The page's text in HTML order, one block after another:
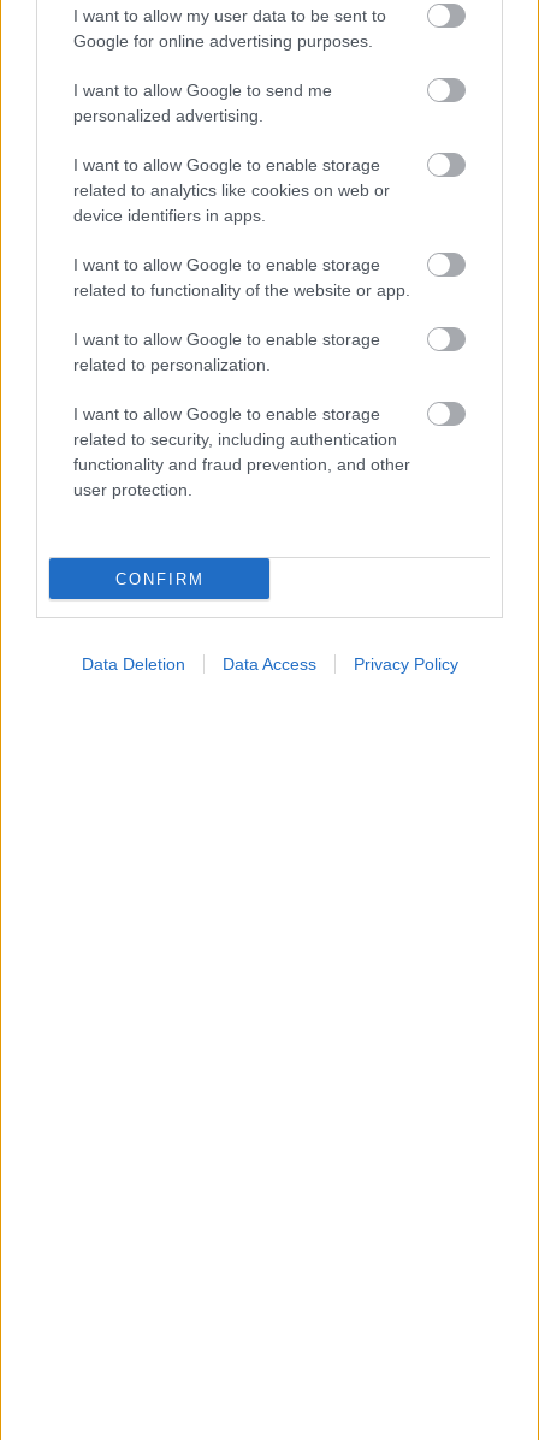
I want to allow my user data to be sent to
Google for online advertising purposes.
I want to allow Google to send me
personalized advertising.
I want to allow Google to enable storage
related to analytics like cookies on web or
device identifiers in apps.
I want to allow Google to enable storage
related to functionality of the website or app.
I want to allow Google to enable storage
related to personalization.
I want to allow Google to enable storage
related to security, including authentication
functionality and fraud prevention, and other
user protection.
CONFIRM
Data Deletion Data Access Privacy Policy
ΜΠΕΙΤΕ ΣΤΗ ΣΥΖΗΤΗΣΗ
Προσθήκη Σχολίου